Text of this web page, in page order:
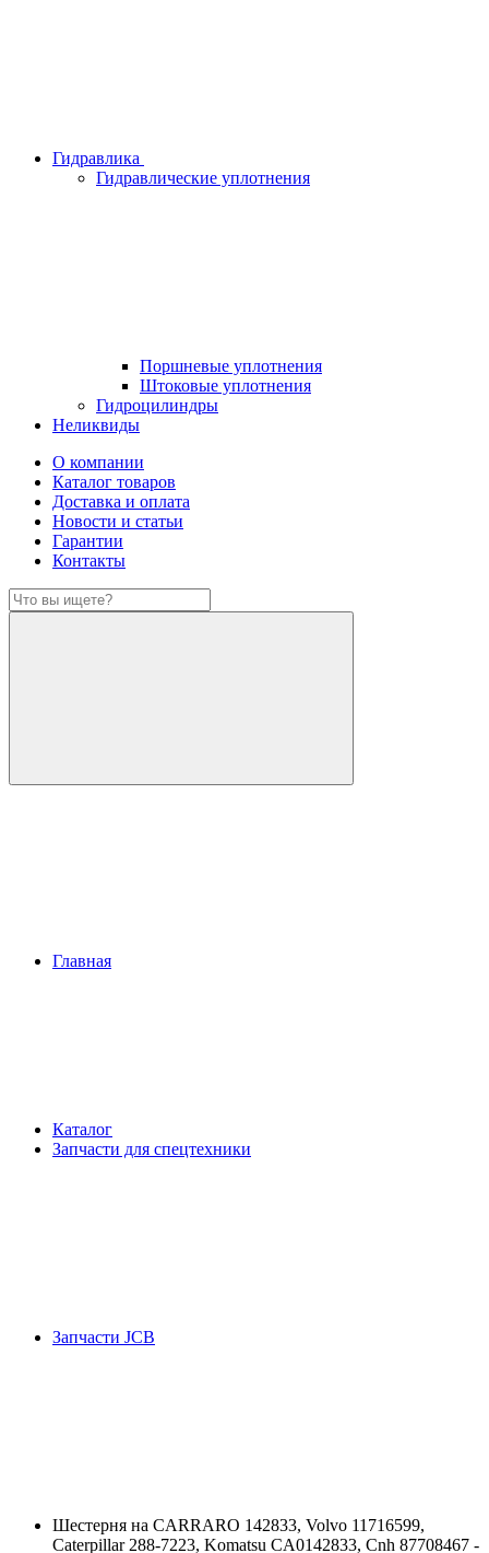
Гидравлика
Гидравлические уплотнения
Поршневые уплотнения
Штоковые уплотнения
Гидроцилиндры
Неликвиды
О компании
Каталог товаров
Доставка и оплата
Новости и статьи
Гарантии
Контакты
Главная
Каталог
Запчасти для спецтехники
Запчасти JCB
Шестерня на CARRARO 142833, Volvo 11716599,
Caterpillar 288-7223, Komatsu CA0142833, Cnh 87708467 -